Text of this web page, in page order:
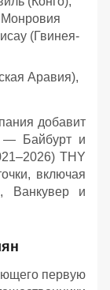
(Гвинея-
Аравия),
добавит
— Байбурт и
THY
включая
Ванкувер и
первую